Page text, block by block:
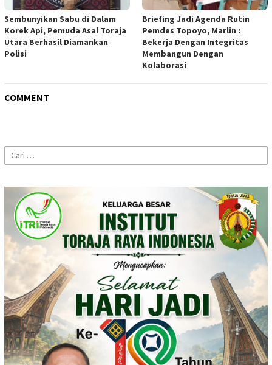
Sembunyikan Sabu di Dalam
Korek Api, Pemuda Asal Toraja
Utara Berhasil Diamankan
Polisi
Briefing Jadi Agenda Rutin
Pemdes Topoyo, Marlin :
Bekerja Dengan Integritas
Membangun Dengan
Kolaborasi
COMMENT
Cari
untuk: